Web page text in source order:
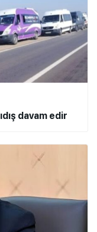
davam edir